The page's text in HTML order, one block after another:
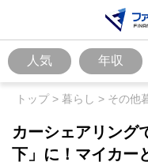
人気 年収
トップ> 暮らし > その他
カーシェアリング
下」に！マイカー